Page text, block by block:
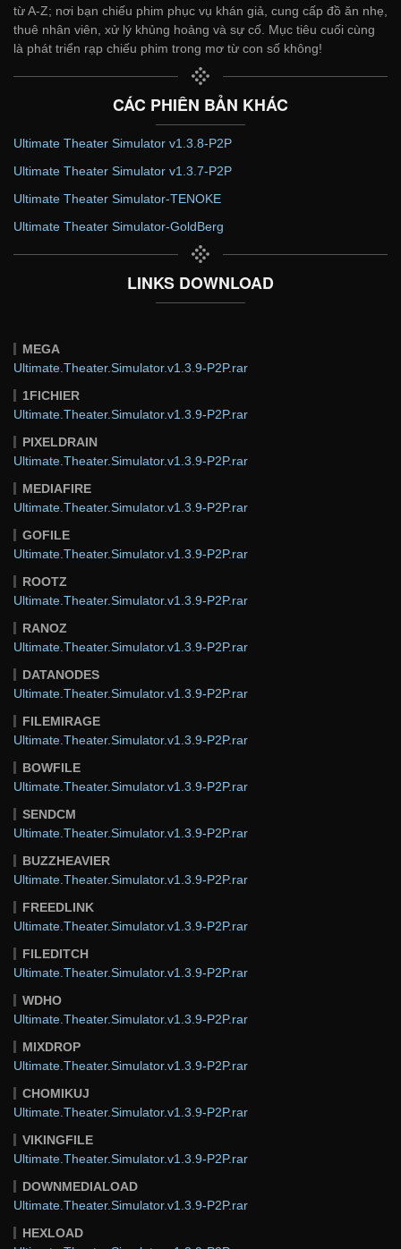
từ A-Z; nơi bạn chiếu phim phục vụ khán giả, cung cấp đồ ăn nhẹ,
thuê nhân viên, xử lý khủng hoảng và sự cố. Mục tiêu cuối cùng
là phát triển rạp chiếu phim trong mơ từ con số không!
CÁC PHIÊN BẢN KHÁC
Ultimate Theater Simulator v1.3.8-P2P
Ultimate Theater Simulator v1.3.7-P2P
Ultimate Theater Simulator-TENOKE
Ultimate Theater Simulator-GoldBerg
LINKS DOWNLOAD
MEGA
Ultimate.Theater.Simulator.v1.3.9-P2P.rar
1FICHIER
Ultimate.Theater.Simulator.v1.3.9-P2P.rar
PIXELDRAIN
Ultimate.Theater.Simulator.v1.3.9-P2P.rar
MEDIAFIRE
Ultimate.Theater.Simulator.v1.3.9-P2P.rar
GOFILE
Ultimate.Theater.Simulator.v1.3.9-P2P.rar
ROOTZ
Ultimate.Theater.Simulator.v1.3.9-P2P.rar
RANOZ
Ultimate.Theater.Simulator.v1.3.9-P2P.rar
DATANODES
Ultimate.Theater.Simulator.v1.3.9-P2P.rar
FILEMIRAGE
Ultimate.Theater.Simulator.v1.3.9-P2P.rar
BOWFILE
Ultimate.Theater.Simulator.v1.3.9-P2P.rar
SENDCM
Ultimate.Theater.Simulator.v1.3.9-P2P.rar
BUZZHEAVIER
Ultimate.Theater.Simulator.v1.3.9-P2P.rar
FREEDLINK
Ultimate.Theater.Simulator.v1.3.9-P2P.rar
FILEDITCH
Ultimate.Theater.Simulator.v1.3.9-P2P.rar
WDHO
Ultimate.Theater.Simulator.v1.3.9-P2P.rar
MIXDROP
Ultimate.Theater.Simulator.v1.3.9-P2P.rar
CHOMIKUJ
Ultimate.Theater.Simulator.v1.3.9-P2P.rar
VIKINGFILE
Ultimate.Theater.Simulator.v1.3.9-P2P.rar
DOWNMEDIALOAD
Ultimate.Theater.Simulator.v1.3.9-P2P.rar
HEXLOAD